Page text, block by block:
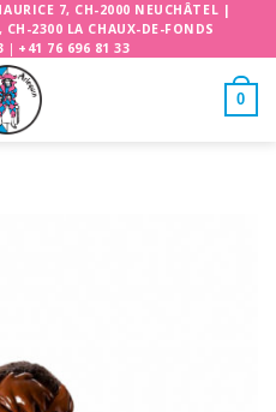
7, CH-2000 NEUCHÂTEL |
2300 LA CHAUX-DE-FONDS
| +41 76 696 81 33
0